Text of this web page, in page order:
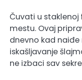
Čuvati u
mestu. Ovaj
dnevno kad naiđe
iskašljavanje
ne izbaci sav